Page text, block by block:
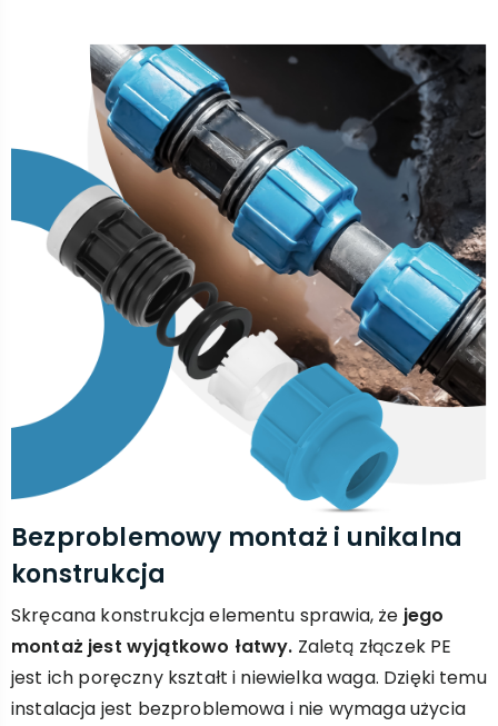
Bezproblemowy montaż i unikalna
konstrukcja
Skręcana konstrukcja elementu sprawia, że jego
montaż jest wyjątkowo łatwy. Zaletą złączek PE
jest ich poręczny kształt i niewielka waga. Dzięki temu
instalacja jest bezproblemowa i nie wymaga użycia